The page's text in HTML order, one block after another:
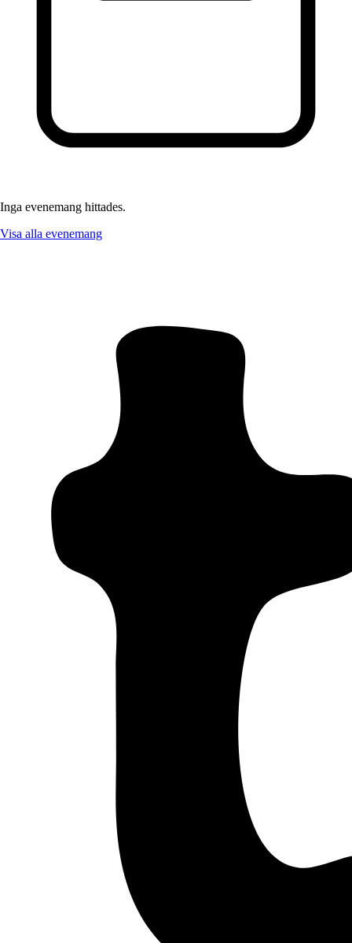
Inga evenemang hittades.
Visa alla evenemang